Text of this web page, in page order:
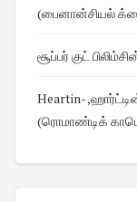
(பைனான்சியல்
சூப்பர் குட்
Heartin-
(ரொமாண்டிக்